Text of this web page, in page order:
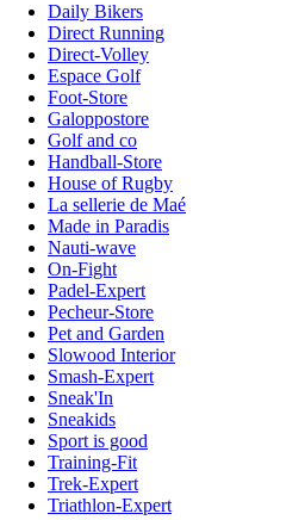
Daily Bikers
Direct Running
Direct-Volley
Espace Golf
Foot-Store
Galoppostore
Golf and co
Handball-Store
House of Rugby
La sellerie de Maé
Made in Paradis
Nauti-wave
On-Fight
Padel-Expert
Pecheur-Store
Pet and Garden
Slowood Interior
Smash-Expert
Sneak'In
Sneakids
Sport is good
Training-Fit
Trek-Expert
Triathlon-Expert